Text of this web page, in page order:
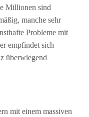
Millionen sind
manche sehr
Probleme mit
empfindet sich
überwiegend
mit einem massiven